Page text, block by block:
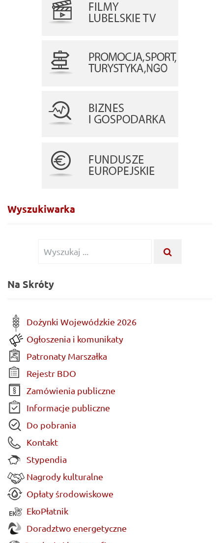
Wyszukiwarka
Wyszukiwanie
Na Skróty
Dożynki Wojewódzkie 2026
Ogłoszenia i komunikaty
Patronaty Marszałka
Rejestr BDO
Zamówienia publiczne
Informacje publiczne
Do pobrania
Kontakt
Stypendia
Nagrody kulturalne
Opłaty środowiskowe
EkoPłatnik
Doradztwo energetyczne